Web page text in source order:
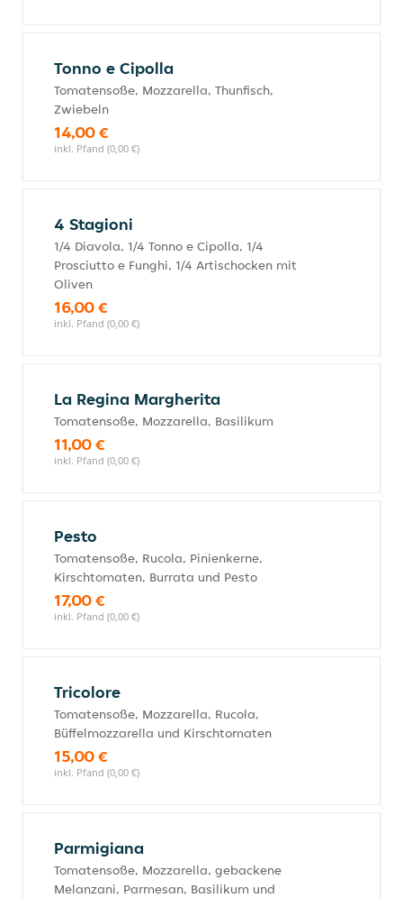
Tonno e Cipolla
Tomatensoße, Mozzarella, Thunfisch,
Zwiebeln
14,00 €
inkl. Pfand (0,00 €)
4 Stagioni
1/4 Diavola, 1/4 Tonno e Cipolla, 1/4
Prosciutto e Funghi, 1/4 Artischocken mit
Oliven
16,00 €
inkl. Pfand (0,00 €)
La Regina Margherita
Tomatensoße, Mozzarella, Basilikum
11,00 €
inkl. Pfand (0,00 €)
Pesto
Tomatensoße, Rucola, Pinienkerne,
Kirschtomaten, Burrata und Pesto
17,00 €
inkl. Pfand (0,00 €)
Tricolore
Tomatensoße, Mozzarella, Rucola,
Büffelmozzarella und Kirschtomaten
15,00 €
inkl. Pfand (0,00 €)
Parmigiana
Tomatensoße, Mozzarella, gebackene
Melanzani, Parmesan, Basilikum und